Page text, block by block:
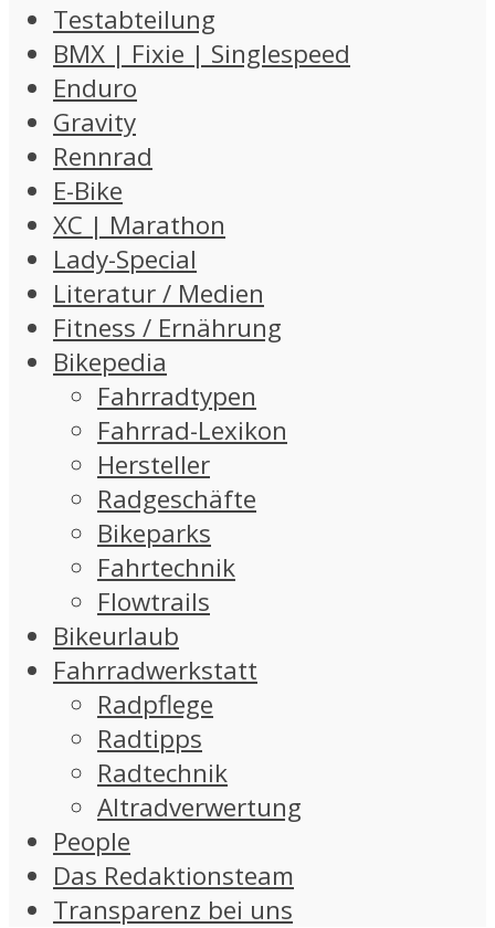
Testabteilung
BMX | Fixie | Singlespeed
Enduro
Gravity
Rennrad
E-Bike
XC | Marathon
Lady-Special
Literatur / Medien
Fitness / Ernährung
Bikepedia
Fahrradtypen
Fahrrad-Lexikon
Hersteller
Radgeschäfte
Bikeparks
Fahrtechnik
Flowtrails
Bikeurlaub
Fahrradwerkstatt
Radpflege
Radtipps
Radtechnik
Altradverwertung
People
Das Redaktionsteam
Transparenz bei uns